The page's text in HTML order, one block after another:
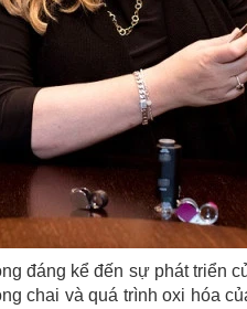
đáng kể đến sự phát triển
chai và quá trình oxi hóa